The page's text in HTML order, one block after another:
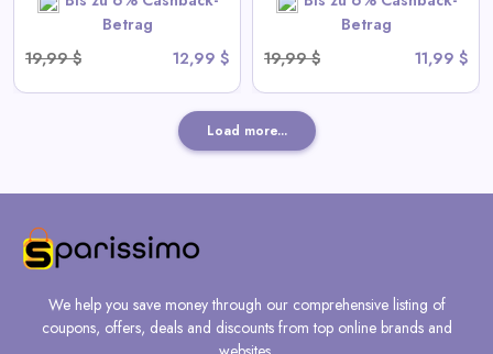
Betrag
19,99 $
12,99 $
Betrag
19,99 $
11,99 $
Load more...
We help you save money through our comprehensive listing of
coupons, offers, deals and discounts from top online brands and